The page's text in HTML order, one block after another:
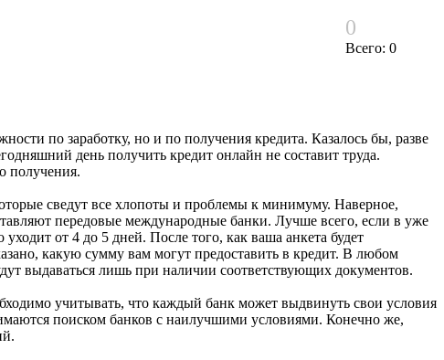
0
Всего: 0
по заработку, но и по получения кредита. Казалось бы, разве
день получить кредит онлайн не составит труда.
получения.
сведут все хлопоты и проблемы к минимуму. Наверное,
передовые международные банки. Лучше всего, если в уже
от 4 до 5 дней. После того, как ваша анкета будет
какую сумму вам могут предоставить в кредит. В любом
выдаваться лишь при наличии соответствующих документов.
учитывать, что каждый банк может выдвинуть свои условия
поиском банков с наилучшими условиями. Конечно же,